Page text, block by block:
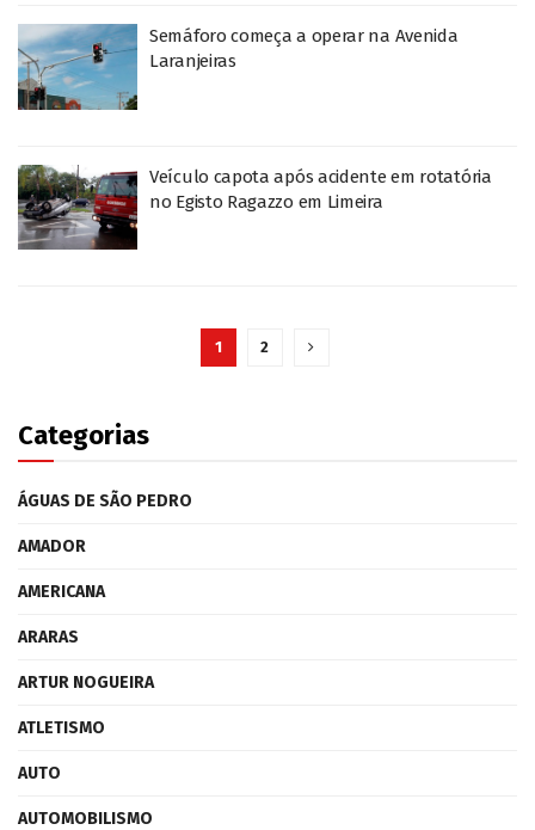
Semáforo começa a operar na Avenida
Laranjeiras
Veículo capota após acidente em rotatória
no Egisto Ragazzo em Limeira
1 2
Categorias
ÁGUAS DE SÃO PEDRO
AMADOR
AMERICANA
ARARAS
ARTUR NOGUEIRA
ATLETISMO
AUTO
AUTOMOBILISMO